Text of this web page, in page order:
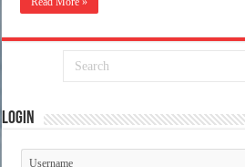
1080P]
(2019)
ล้าง
เกาหลี
Login